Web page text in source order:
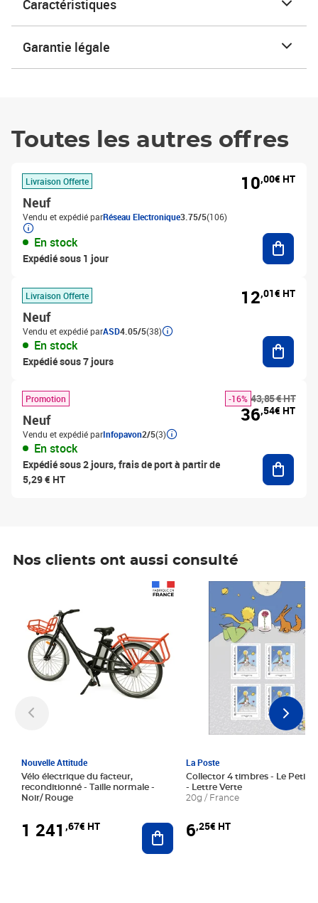
Caractéristiques
Garantie légale
Toutes les autres offres
Livraison Offerte
Neuf
Vendu et expédié parRéseau Electronique3.75/5(106)
En stock
Expédié sous 1 jour
10,00€ HT
Livraison Offerte
Neuf
Vendu et expédié parASD4.05/5(38)
En stock
Expédié sous 7 jours
12,01€ HT
Promotion
Neuf
Vendu et expédié parInfopavon2/5(3)
En stock
Expédié sous 2 jours, frais de port à partir de
5,29 € HT
43,85 € HT
-16%
36,54€ HT
Nos clients ont aussi consulté
Nouvelle Attitude
Vélo électrique du facteur,
reconditionné - Taille normale -
Noir/ Rouge
1 241 ,67€ HT Ajouter au panier
La Poste
Collector 4 timbres - Le Petit
- Lettre Verte
20g / France
6,25€ HT
Prix 6,25€ HT